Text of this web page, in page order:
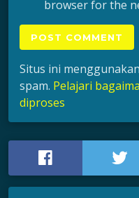
browser for the
Situs ini
spam. Pelajari
diproses